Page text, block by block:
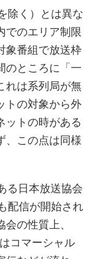
除く）とは異な
でのエリア制限
象番組で放送枠
のところに「一
れは系列局が無
トの対象から外
ットの時がある
、この点は同様
る日本放送協会
配信が開始され
の性質上、
コマーシャル